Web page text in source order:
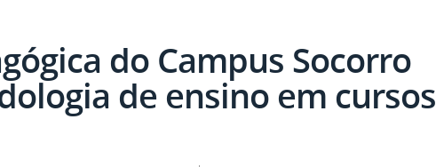
do Campus Socorro
de ensino em cursos